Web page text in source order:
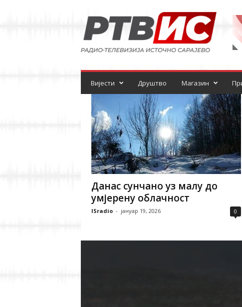
и
о
т
л
Вијести Друштво Магазин
Данас сунчано уз малу до
умјерену облачност
ISradio - јануар 19, 2026 0